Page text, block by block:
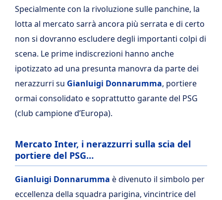
Specialmente con la rivoluzione sulle panchine, la
lotta al mercato sarrà ancora più serrata e di certo
non si dovranno escludere degli importanti colpi di
scena. Le prime indiscrezioni hanno anche
ipotizzato ad una presunta manovra da parte dei
nerazzurri su Gianluigi Donnarumma, portiere
ormai consolidato e soprattutto garante del PSG
(club campione d’Europa).
Mercato Inter, i nerazzurri sulla scia del
portiere del PSG…
Gianluigi Donnarumma è divenuto il simbolo per
eccellenza della squadra parigina, vincintrice del